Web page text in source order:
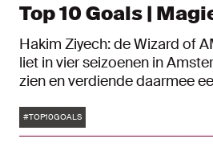
Top 10 Goals |
Hakim Ziyech: de Wizard of
liet in vier seizoenen in
zien en verdiende daarmee
op 19 maart 2023 zijn
ere van zijn geboortedag
Tags
#TOP10GOALS